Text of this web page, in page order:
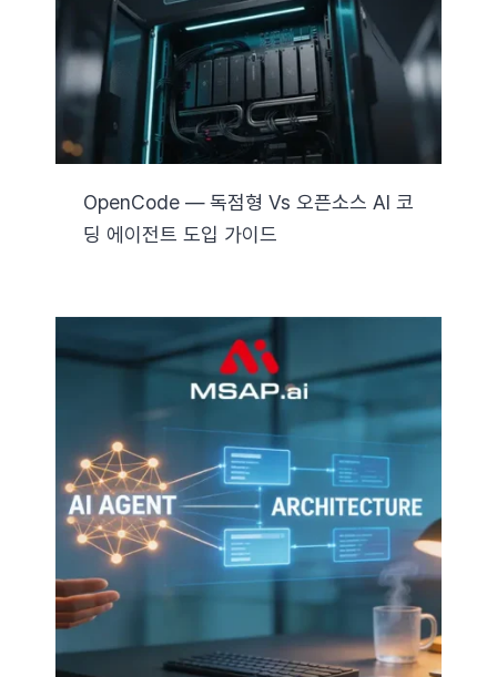
OpenCode — 독점형 Vs 오픈소스 AI 코
딩 에이전트 도입 가이드